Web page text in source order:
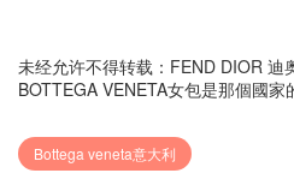
未经允许不得转载： FEND DIOR 迪
BOTTEGA VENETA女包是那個國
Bottega veneta意大利